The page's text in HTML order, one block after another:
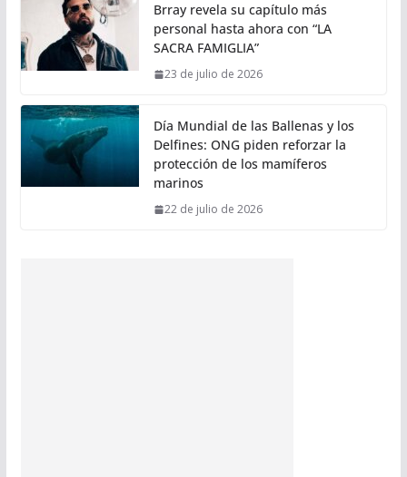
Brray revela su capítulo más
personal hasta ahora con “LA
SACRA FAMIGLIA”
23 de julio de 2026
Día Mundial de las Ballenas y los
Delfines: ONG piden reforzar la
protección de los mamíferos
marinos
22 de julio de 2026